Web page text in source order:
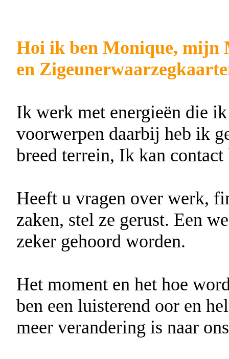
Hoi ik ben Monique, mijn
en
Ik werk met energieën die
voorwerpen daarbij heb ik
breed terrein, Ik kan
Heeft u vragen over werk,
zaken, stel ze gerust. Een
zeker gehoord worden.
Het moment en het hoe
ben een luisterend oor en
meer verandering is naar